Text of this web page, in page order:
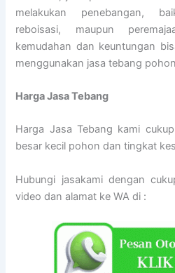
melakukan penebangan,
reboisasi, maupun
kemudahan dan keuntungan
menggunakan jasa tebang
Harga Jasa Tebang
Harga Jasa Tebang kami
besar kecil pohon dan tingkat
Hubungi jasakami dengan
video dan alamat ke WA di :